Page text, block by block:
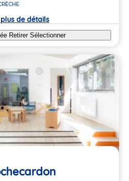
de détails
Retirer Sélectionner